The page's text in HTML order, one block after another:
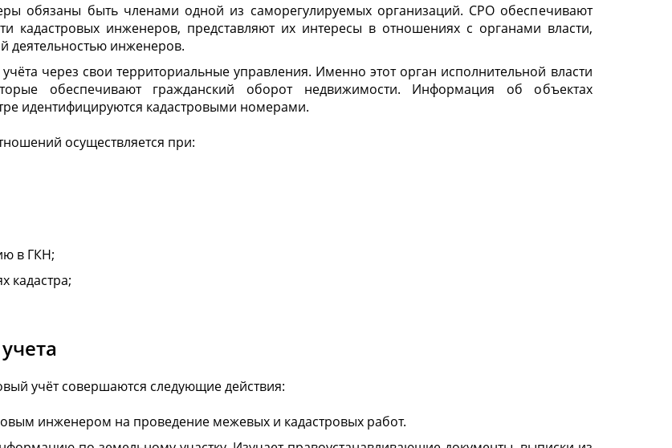
обязаны быть членами одной из саморегулируемых организаций. СРО обеспечивают
кадастровых инженеров, представляют их интересы в отношениях с органами власти,
деятельностью инженеров.
через свои территориальные управления. Именно этот орган исполнительной власти
обеспечивают гражданский оборот недвижимости. Информация об объектах
идентифицируются кадастровыми номерами.
осуществляется при:
в ГКН;
кадастра;
учёт совершаются следующие действия:
инженером на проведение межевых и кадастровых работ.